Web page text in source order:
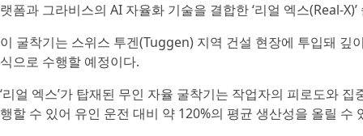
랫폼과 그라비스의 AI 자율화 기술을 결합한 ‘리얼 엑스(Real-
이 굴착기는 스위스 투겐(Tuggen) 지역 건설 현장에 투입돼
식으로 수행할 예정이다.
‘리얼 엑스’가 탑재된 무인 자율 굴착기는 작업자의 피로도와
행할 수 있어 유인 운전 대비 약 120%의 평균 생산성을 올릴 수